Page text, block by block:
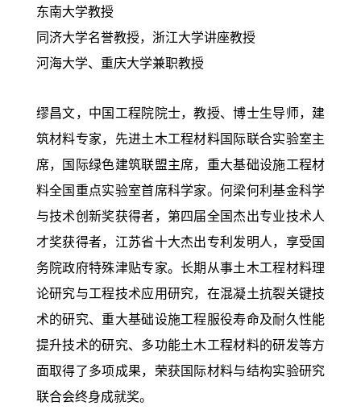
东南大学教授
同济大学名誉教授，浙江大学讲座教授
河海大学、重庆大学兼职教授
缪昌文，中国工程院院士，教授、博士生导师，建
筑材料专家，先进土木工程材料国际联合实验室主
席，国际绿色建筑联盟主席，重大基础设施工程材
料全国重点实验室首席科学家。何梁何利基金科学
与技术创新奖获得者，第四届全国杰出专业技术人
才奖获得者，江苏省十大杰出专利发明人，享受国
务院政府特殊津贴专家。长期从事土木工程材料理
论研究与工程技术应用研究，在混凝土抗裂关键技
术的研究、重大基础设施工程服役寿命及耐久性能
提升技术的研究、多功能土木工程材料的研发等方
面取得了多项成果，荣获国际材料与结构实验研究
联合会终身成就奖。